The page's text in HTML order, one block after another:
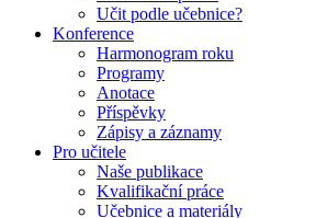
Učit podle učebnice?
Konference
Harmonogram roku
Programy
Anotace
Příspěvky
Zápisy a záznamy
Pro učitele
Naše publikace
Kvalifikační práce
Učebnice a materiály